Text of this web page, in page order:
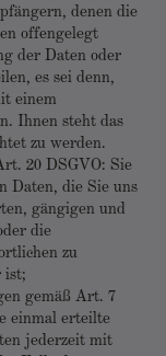
denen die
offengelegt
der Daten oder
es sei denn,
einem
Ihnen steht das
zu werden.
20 DSGVO: Sie
Daten, die Sie uns
gängigen und
die
zu
ist;
gemäß Art. 7
einmal erteilte
jederzeit mit